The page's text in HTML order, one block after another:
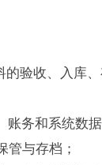
的验收、入库
账务和系统数据
管与存档；